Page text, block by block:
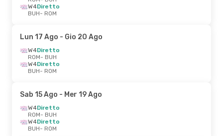
W4Diretto
BUH- ROM
Lun 17 Ago - Gio 20 Ago
W4Diretto
ROM- BUH
W4Diretto
BUH- ROM
Sab 15 Ago - Mer 19 Ago
W4Diretto
ROM- BUH
W4Diretto
BUH- ROM